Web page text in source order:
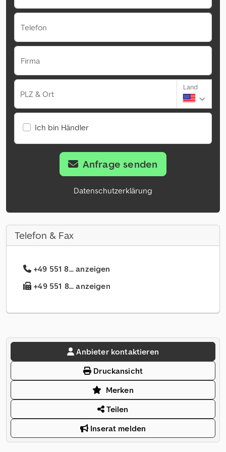
Telefon
Firma
PLZ & Ort
Land
Ich bin Händler
Anfrage senden
Datenschutzerklärung
Telefon & Fax
+49 551 8... anzeigen
+49 551 8... anzeigen
Anbieter kontaktieren
Druckansicht
Merken
Teilen
Inserat melden